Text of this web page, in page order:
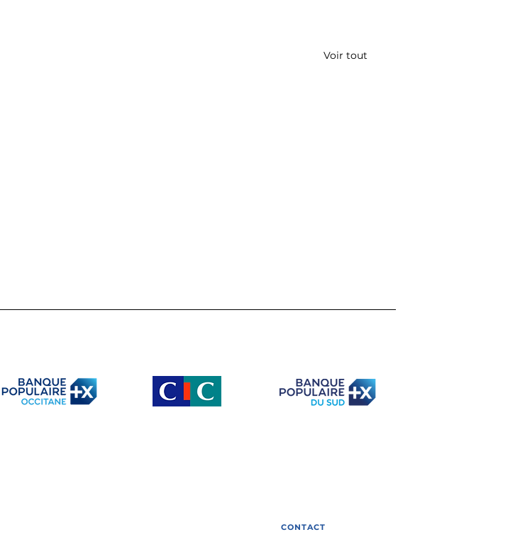
Voir tout
pratique dans les
Les ETI face au défi de la
CONTACT